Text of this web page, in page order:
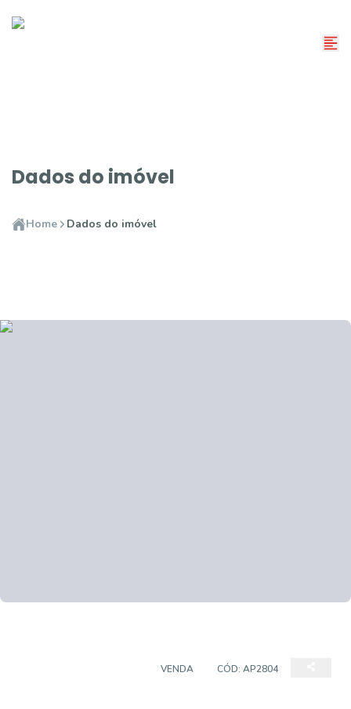
Dados do imóvel
Home Dados do imóvel
VENDA CÓD: AP2804